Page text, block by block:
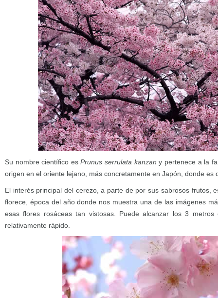
Su nombre científico esPrunus serrulata kanzan y pertenece a la
origen en el oriente lejano, más concretamente en Japón, donde es
El interés principal del cerezo, a parte de por sus sabrosos frutos,
florece, época del año donde nos muestra una de las imágenes
esas flores rosáceas tan vistosas. Puede alcanzar los 3
relativamente rápido.